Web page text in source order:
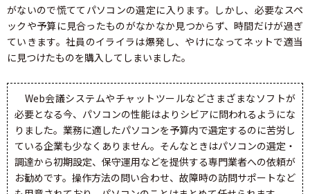
がないので慌ててパソコンの選定に入ります。しかし、必要なスペ
ックや予算に見合ったものがなかなか見つからず、時間だけが過ぎ
ていきます。社員のイライラは爆発し、やけになってネットで適当
に見つけたものを購入してしまいました。
Web会議システムやチャットツールなどさまざまなソフトが
必要となる今、パソコンの性能はよりシビアに問われるようにな
りました。業務に適したパソコンを予算内で選定するのに苦労し
ている企業も少なくありません。そんなときはパソコンの選定・
調達から初期設定、保守運用などを提供する専門業者への依頼が
お勧めです。操作方法の問い合わせ、故障時の訪問サポートなど